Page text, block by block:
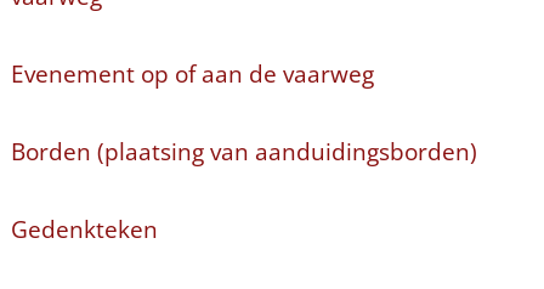
Evenement op of aan de vaarweg
Borden (plaatsing van aanduidingsborden)
Gedenkteken